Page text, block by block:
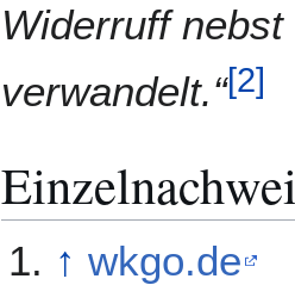
Widerruff
verwandelt.“[2]
↑ wkgo.de